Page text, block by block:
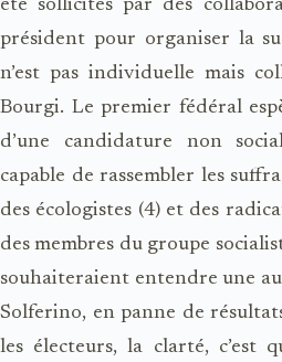
été sollicités par des
président pour organiser la
n’est pas individuelle mais
Bourgi. Le premier fédéral
d’une candidature non
capable de rassembler les
des écologistes (4) et des
des membres du groupe
souhaiteraient entendre une
Solferino, en panne de
les électeurs, la clarté, c’est